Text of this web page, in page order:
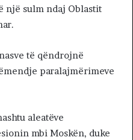
një sulm ndaj Oblastit
të qëndrojnë
paralajmërimeve
aleatëve
mbi Moskën, duke